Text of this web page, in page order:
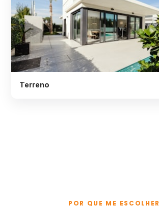
Terreno
POR QUE ME ESCOLHER